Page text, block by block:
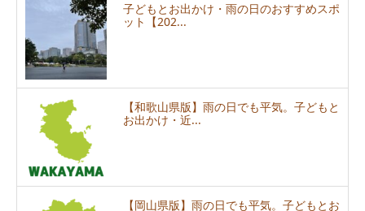
子どもとお出かけ・雨の日のおすすめスポ
ット【202...
【和歌山県版】雨の日でも平気。子どもと
お出かけ・近...
【岡山県版】雨の日でも平気。子どもとお